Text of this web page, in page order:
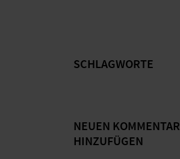
SCHLAGWORTE
NEUEN KOMMENTAR
HINZUFÜGEN